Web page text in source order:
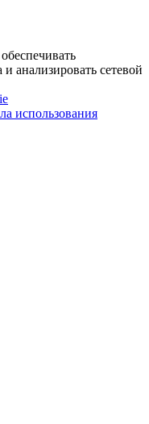
анализировать сетевой
использования